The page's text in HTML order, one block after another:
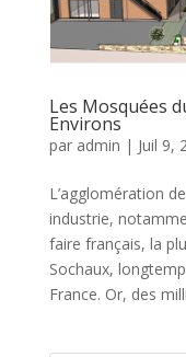
Les Mosquées
Environs
par admin | Juil 9,
L’agglomération
industrie,
faire français, la
Sochaux,
France. Or, des